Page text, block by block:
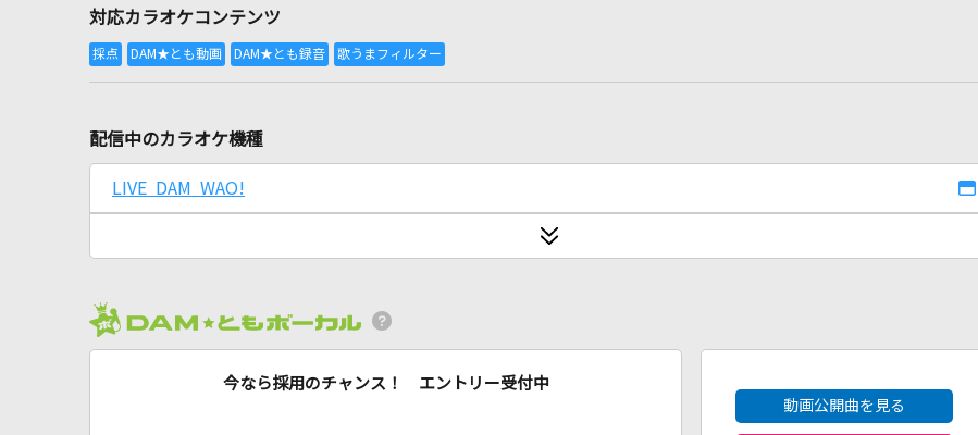
対応カラオケコンテンツ
配信中のカラオケ機種
LIVE DAM WAO!
今なら採用のチャンス！ エントリー受付中
動画公開曲を見る